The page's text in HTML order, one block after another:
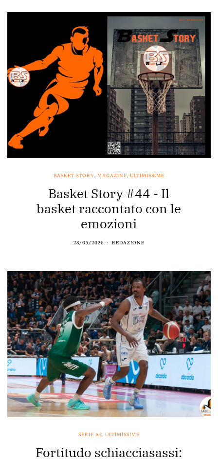
BASKET STORY, MAGAZINE, ULTIMISSIME
Basket Story #44 - Il
basket raccontato con le
emozioni
28/05/2026 REDAZIONE
SERIE A2, ULTIMISSIME
Fortitudo schiacciasassi: